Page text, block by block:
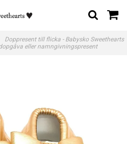
Doppresent till flicka - Babysko Sweethearts
eller namngivningspresent